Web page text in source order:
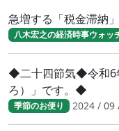
急増する「税金滞納
八木宏之の経済時事ウォッ
◆二十四節気◆令和6
ろ）」です。◆
季節のお便り 2024 / 09